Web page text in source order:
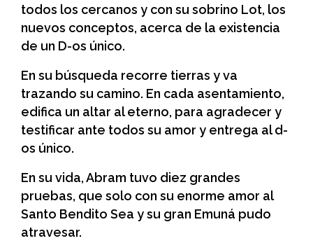
todos los cercanos y con su sobrino Lot, los
nuevos conceptos, acerca de la existencia
de un D-os único.
En su búsqueda recorre tierras y va
trazando su camino. En cada asentamiento,
edifica un altar al eterno, para agradecer y
testificar ante todos su amor y entrega al d-
os único.
En su vida, Abram tuvo diez grandes
pruebas, que solo con su enorme amor al
Santo Bendito Sea y su gran Emuná pudo
atravesar.